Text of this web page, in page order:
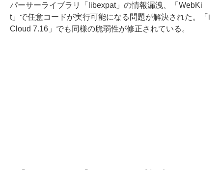
パーサーライブラリ「libexpat」の情報漏洩、「WebKi
t」で任意コードが実行可能になる問題が解決された。「i
Cloud 7.16」でも同様の脆弱性が修正されている。